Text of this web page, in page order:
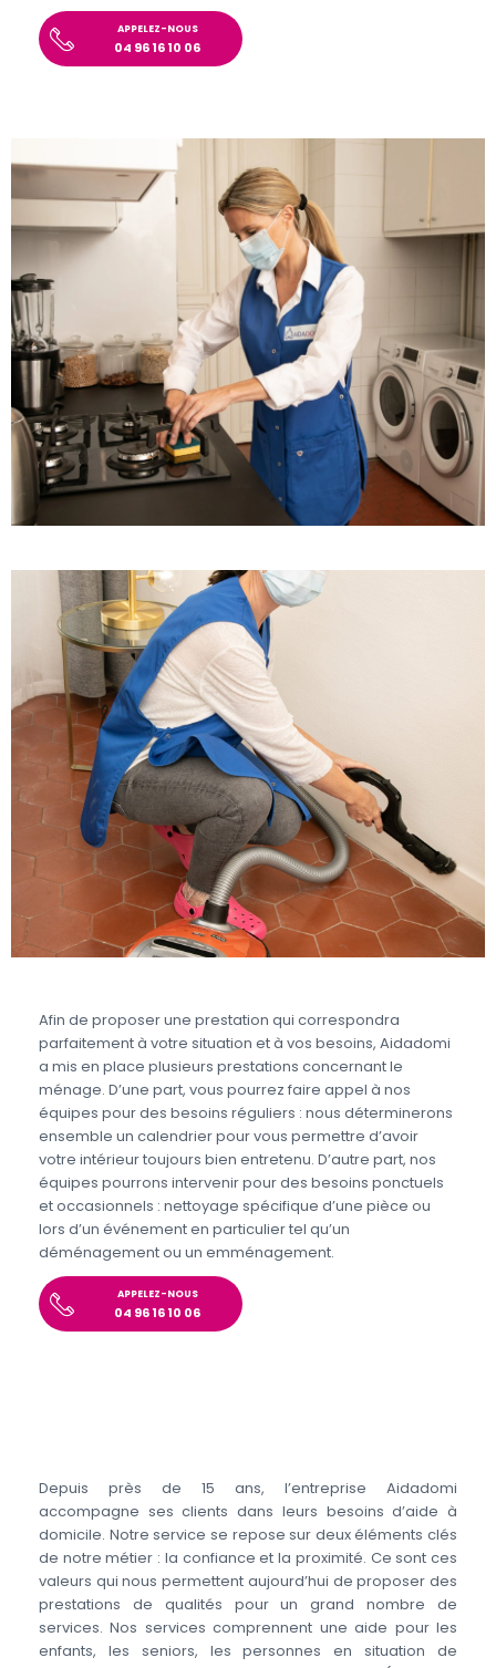
APPELEZ-NOUS
04 96 16 10 06
Afin de proposer une prestation qui correspondra
parfaitement à votre situation et à vos besoins, Aidadomi
a mis en place plusieurs prestations concernant le
ménage. D’une part, vous pourrez faire appel à nos
équipes pour des besoins réguliers : nous déterminerons
ensemble un calendrier pour vous permettre d’avoir
votre intérieur toujours bien entretenu. D’autre part, nos
équipes pourrons intervenir pour des besoins ponctuels
et occasionnels : nettoyage spécifique d’une pièce ou
lors d’un événement en particulier tel qu’un
déménagement ou un emménagement.
APPELEZ-NOUS
04 96 16 10 06
Depuis près de 15 ans, l’entreprise Aidadomi
accompagne ses clients dans leurs besoins d’aide à
domicile. Notre service se repose sur deux éléments clés
de notre métier : la confiance et la proximité. Ce sont ces
valeurs qui nous permettent aujourd’hui de proposer des
prestations de qualités pour un grand nombre de
services. Nos services comprennent une aide pour les
enfants, les seniors, les personnes en situation de